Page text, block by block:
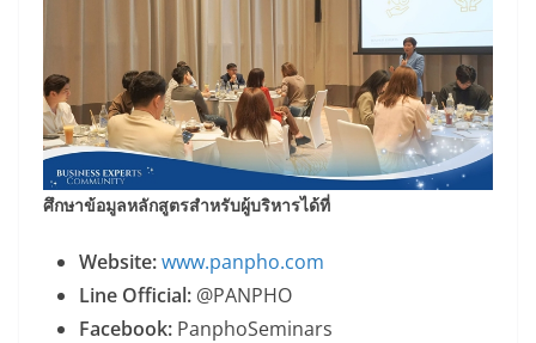
ศึกษาข้อมูลหลักสูตรสำหรับผู้บริหารได้ที่
Website:www.panpho.com
Line Official: @PANPHO
Facebook: PanphoSeminars